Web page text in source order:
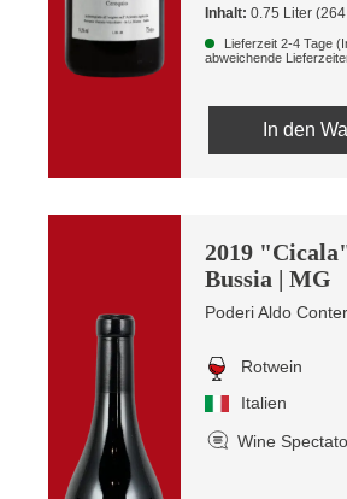
Inhalt:0.75 Liter
Lieferzeit 2-4 Tage
abweichende
In den
2019
Bussia | MG
Poderi Aldo
Rotwein
Italien
Wine